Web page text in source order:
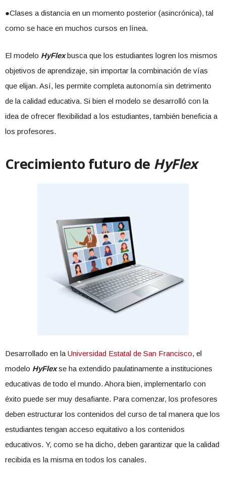
●Clases a distancia en un momento posterior (asincrónica), tal
como se hace en muchos cursos en línea.
El modelo HyFlexbusca que los estudiantes logren los mismos
objetivos de aprendizaje, sin importar la combinación de vías
que elijan. Así, les permite completa autonomía sin detrimento
de la calidad educativa. Si bien el modelo se desarrolló con la
idea de ofrecer flexibilidad a los estudiantes, también beneficia a
los profesores.
Crecimiento futuro de HyFlex
Desarrollado en la Universidad Estatal de San Francisco, el
modelo HyFlexse ha extendido paulatinamente a instituciones
educativas de todo el mundo. Ahora bien, implementarlo con
éxito puede ser muy desafiante. Para comenzar, los profesores
deben estructurar los contenidos del curso de tal manera que los
estudiantes tengan acceso equitativo a los contenidos
educativos. Y, como se ha dicho, deben garantizar que la calidad
recibida es la misma en todos los canales.